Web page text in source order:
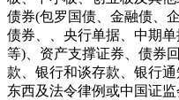
债券(包罗国债、金融债、
债券、、央行单据、中期
等)、资产支撑证券、债券
款、银行和谈存款、银行
东西及法令律例或中国证